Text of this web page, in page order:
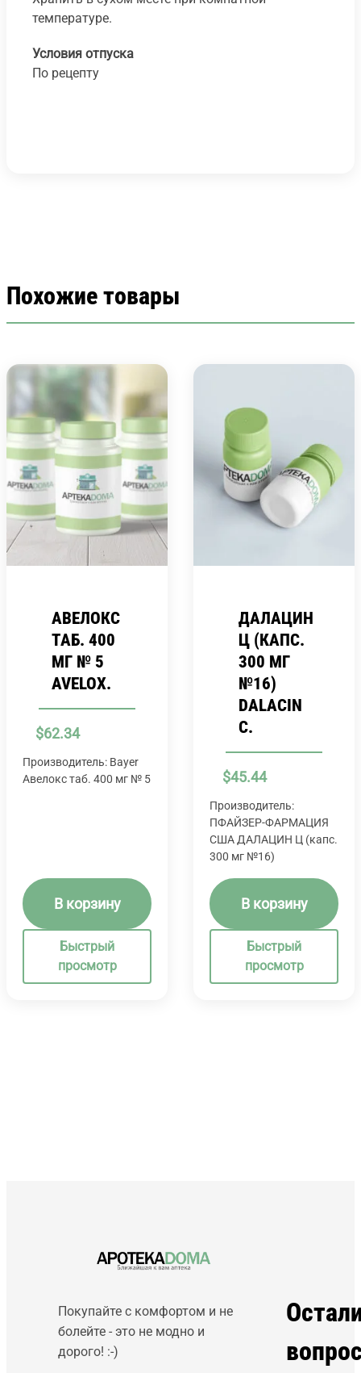
температуре.
Условия отпуска
По рецепту
Похожие товары
АВЕЛОКС
ТАБ. 400
МГ № 5
AVELOX.
$62.34
Производитель: Bayer
Авелокс таб. 400 мг № 5
В корзину
Быстрый
просмотр
ДАЛАЦИН
Ц (КАПС.
300 МГ
№16)
DALACIN
C.
$45.44
Производитель:
ПФАЙЗЕР-ФАРМАЦИЯ
США ДАЛАЦИН Ц (капс.
300 мг №16)
В корзину
Быстрый
просмотр
Покупайте с комфортом и не
болейте - это не модно и
дорого! :-)